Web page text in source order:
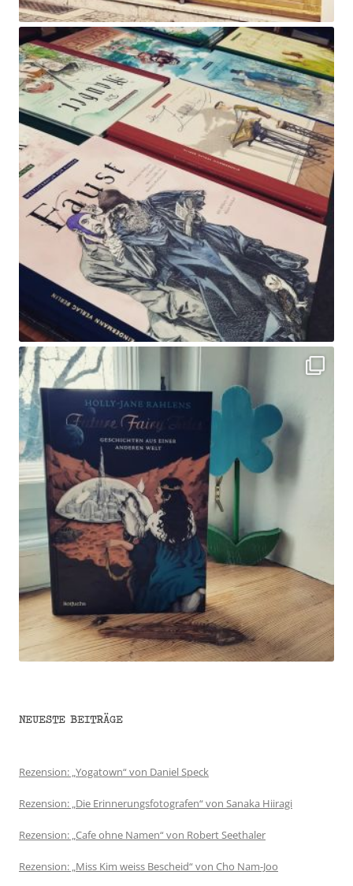
NEUESTE BEITRÄGE
Rezension: „Yogatown“ von Daniel Speck
Rezension: „Die Erinnerungsfotografen“ von Sanaka Hiiragi
Rezension: „Cafe ohne Namen“ von Robert Seethaler
Rezension: „Miss Kim weiss Bescheid“ von Cho Nam-Joo